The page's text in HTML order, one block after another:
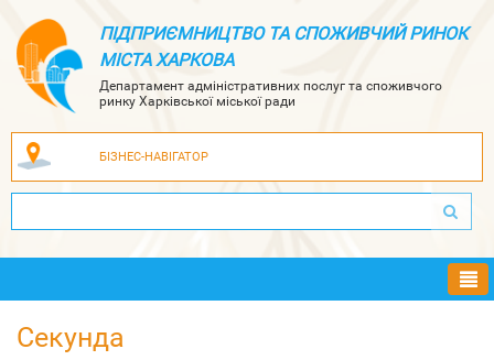
ПІДПРИЄМНИЦТВО ТА СПОЖИВЧИЙ РИНОК
МІСТА ХАРКОВА
Департамент адміністративних послуг та споживчого
ринку Харківської міської ради
БІЗНЕС-НАВІГАТОР
Секунда